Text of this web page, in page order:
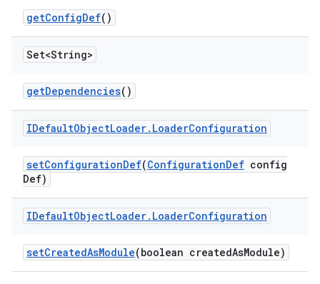
getConfigDef()
Set<String>
getDependencies()
IDefaultObjectLoader. LoaderConfiguration
setConfigurationDef(ConfigurationDef config
Def)
IDefaultObjectLoader. LoaderConfiguration
setCreatedAsModule(boolean createdAsModule)